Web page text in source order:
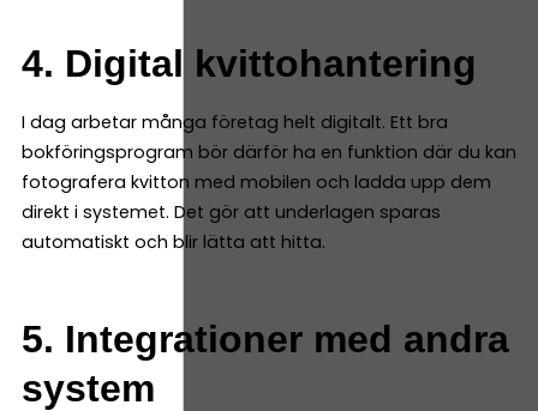
4. Digital kvittohantering
I dag arbetar många företag helt digitalt. Ett bra
bokföringsprogram bör därför ha en funktion där du kan
fotografera kvitton med mobilen och ladda upp dem
direkt i systemet. Det gör att underlagen sparas
automatiskt och blir lätta att hitta.
5. Integrationer med andra
system